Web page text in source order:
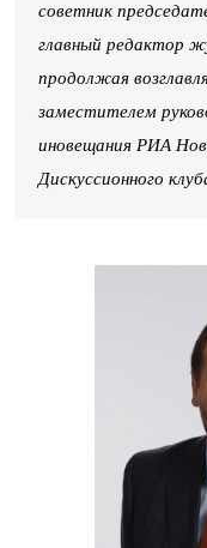
советник
главный редактор
продолжая
заместителем
иновещания РИА
Дискуссионного